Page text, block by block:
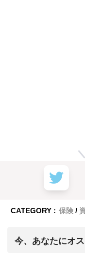
CATEGORY : 保険
今、あなたにオ